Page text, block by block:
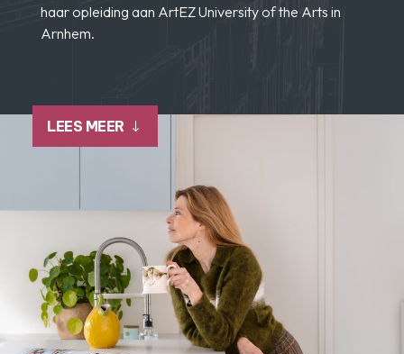
haar opleiding aan ArtEZ University of the Arts in
Arnhem.
LEES MEER